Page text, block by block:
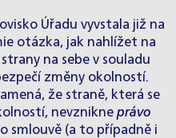
Úřadu vyvstala již na
otázka, jak nahlížet na
na sebe v souladu
změny okolností.
že straně, která se
nevznikne právo
smlouvě (a to případně i